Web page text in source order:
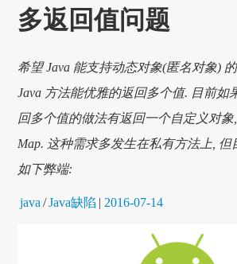
多返回值问题
希望 Java 能支持动态对象(匿名对象)
Java 方法能优雅的返回多个值. 目前如
回多个值的做法有返回一个自定义对
Map. 这种需求多发生在私有方法上,
如下弊端:
java /Java缺陷 | 2016-07-14